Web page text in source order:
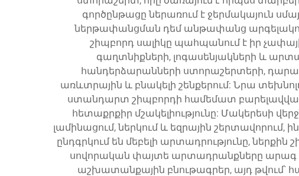
գործընթացը ներառում է ջերմակայուն
ներթափանցման դեմ անթափանց արգելակող
շիպբորդ սալիկը պահպանում է իր
գաղտնիքների, լոգասենյակների և
հանդերձարանների ստորաշերտերի,
առևտրային և բնակելի շենքերում: Նրա
ստանդարտ շիպբորդի համեմատ բարելավված
հետաքրքիր մշակելիությունը: Մակերեսի
լամինացում, ներկում և եզրային
ընդգրկում են մեբելի արտադրությունը,
սովորական փայտե արտադրանքները արագ
աշխատանքային բնութագրեր, այդ թվում՝